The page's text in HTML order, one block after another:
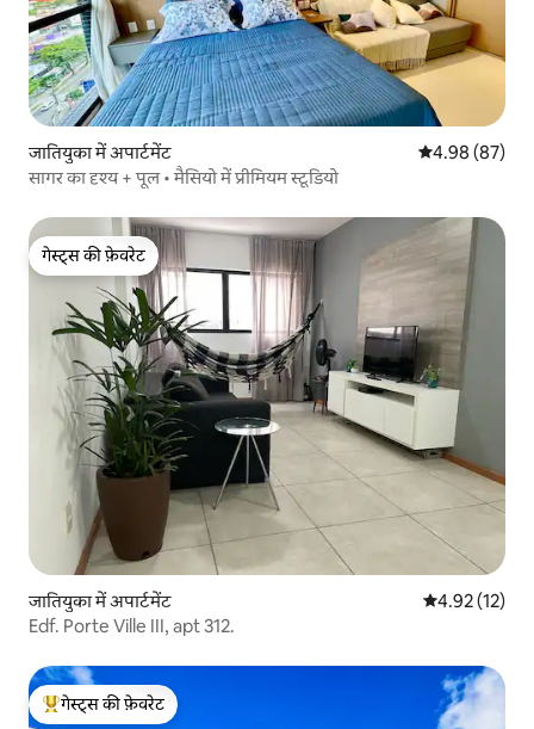
जातियुका में अपार्टमेंट औसत रेटिंग 5 में
4.98 (87)
सागर का दृश्य + पूल • मैसियो में प्रीमियम स्टूडियो
गेस्ट्स की फ़ेवरेट
गेस्ट्स की फ़ेवरेट
जातियुका में अपार्टमेंट औसत रेटिंग 5 में
4.92 (12)
Edf. Porte Ville III, apt 312.
गेस्ट्स का टॉप फ़ेवरेट
गेस्ट्स की फ़ेवरेट